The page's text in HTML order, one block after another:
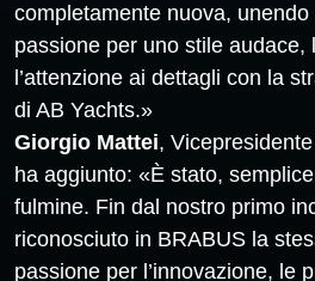
completamente nuova,
passione per uno stile audace,
l’attenzione ai dettagli con la
di AB Yachts.»
Giorgio Mattei,
ha aggiunto: «È stato,
fulmine. Fin dal nostro primo
riconosciuto in BRABUS la
passione per l’innovazione, le